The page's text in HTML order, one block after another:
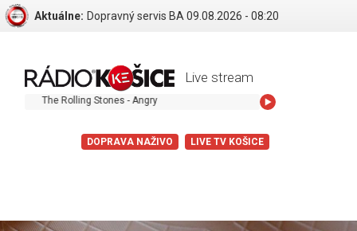
Aktuálne: Dopravný servis BA 09.08.2026 - 08:20
Live stream
Rolling Stones - Angry
DOPRAVA NAŽIVO LIVE TV KOŠICE